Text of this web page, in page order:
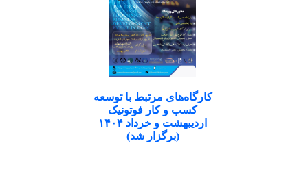
کارگاه‌های مرتبط با توسعه
کسب و کار فوتونیک
اردیبهشت و خرداد ۱۴۰۴
(برگزار شد)